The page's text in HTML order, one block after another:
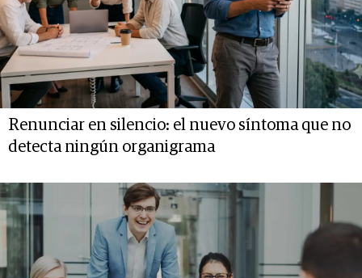
Renunciar en silencio: el nuevo síntoma que no
detecta ningún organigrama